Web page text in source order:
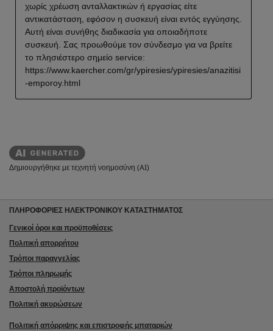
Δημιουργήθηκε με τεχνητή νοημοσύνη (AI)
ΠΛΗΡΟΦΟΡΙΕΣ ΗΛΕΚΤΡΟΝΙΚΟΥ ΚΑΤΑΣΤΗΜΑΤΟΣ
Γενικοί όροι και προϋποθέσεις
Πολιτική απορρήτου
Τρόποι παραγγελίας
Τρόποι πληρωμής
Αποστολή προϊόντων
Πολιτική ακυρώσεων
Πολιτική απόρριψης και επιστροφής μπαταριών